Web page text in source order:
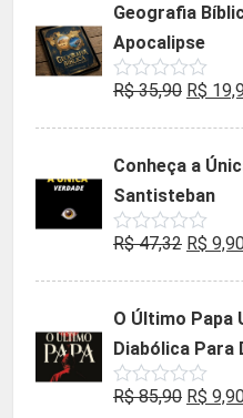
Geografia
Apocalipse
Avaliação
de
R$35,90 O
era:
R$
R$
Conheça a
Santisteban
Avaliação
de
R$47,32 O
era:
R$
R$
O Último Papa
Diabólica Para
Avaliação
R$85,90 O
R$